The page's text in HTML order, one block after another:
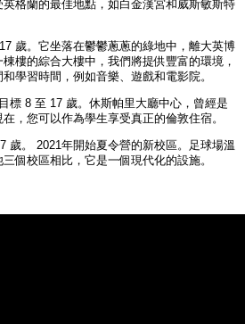
格蘭的最佳地點，如白金漢宮和威斯敏斯特
歲。它坐落在鬱鬱蔥蔥的綠地中，離大英博
樓的綜合大樓中，我們將提供豐富的環境，
學習時間，例如音樂、遊戲和電影院。
標 8 至 17 歲。休斯帕里大廳中心，曾經是
，您可以作為學生享受真正的倫敦住宿。
歲。 2021年開始夏令營的新校區。足球場溫
個校區相比，它是一個現代化的設施。